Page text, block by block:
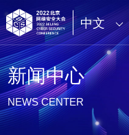
中文
新闻中心
NEWS CENTER